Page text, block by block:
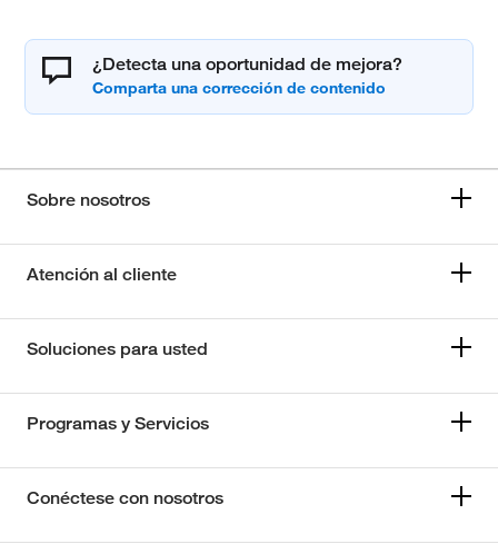
¿Detecta una oportunidad de mejora?
Sobre nosotros
Atención al cliente
Soluciones para usted
Programas y Servicios
Conéctese con nosotros